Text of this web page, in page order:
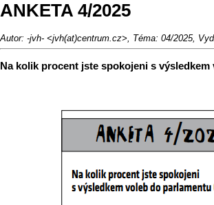
ANKETA 4/2025
Autor: -jvh- <jvh(at)centrum.cz>, Téma: 04/2025,
Na kolik procent jste spokojeni s